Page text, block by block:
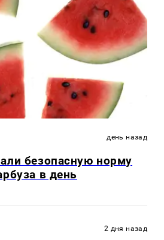
день назад
безопасную норму
в день
2 дня назад